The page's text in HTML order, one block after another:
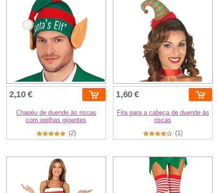
2,10 €
Chapéu de duende às riscas
com orelhas gigantes
(2)
1,60 €
Fita para a cabeça de duende às
riscas
(1)